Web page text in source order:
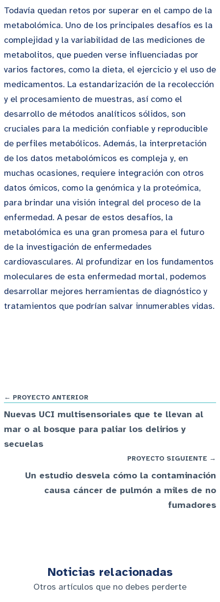
Todavía quedan retos por superar en el campo de la
metabolómica. Uno de los principales desafíos es la
complejidad y la variabilidad de las mediciones de
metabolitos, que pueden verse influenciadas por
varios factores, como la dieta, el ejercicio y el uso de
medicamentos. La estandarización de la recolección
y el procesamiento de muestras, así como el
desarrollo de métodos analíticos sólidos, son
cruciales para la medición confiable y reproducible
de perfiles metabólicos. Además, la interpretación
de los datos metabolómicos es compleja y, en
muchas ocasiones, requiere integración con otros
datos ómicos, como la genómica y la proteómica,
para brindar una visión integral del proceso de la
enfermedad. A pesar de estos desafíos, la
metabolómica es una gran promesa para el futuro
de la investigación de enfermedades
cardiovasculares. Al profundizar en los fundamentos
moleculares de esta enfermedad mortal, podemos
desarrollar mejores herramientas de diagnóstico y
tratamientos que podrían salvar innumerables vidas.
← PROYECTO ANTERIOR
Nuevas UCI multisensoriales que te llevan al
mar o al bosque para paliar los delirios y
secuelas
PROYECTO SIGUIENTE →
Un estudio desvela cómo la contaminación
causa cáncer de pulmón a miles de no
fumadores
Noticias relacionadas
Otros artículos que no debes perderte